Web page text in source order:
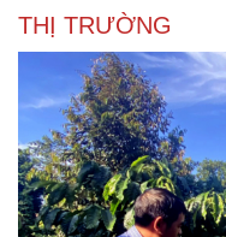
THỊ TRƯỜNG